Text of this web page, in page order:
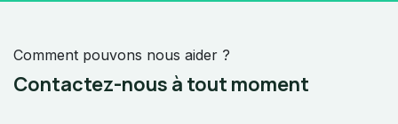
Comment pouvons nous aider ?
Contactez-nous à tout moment